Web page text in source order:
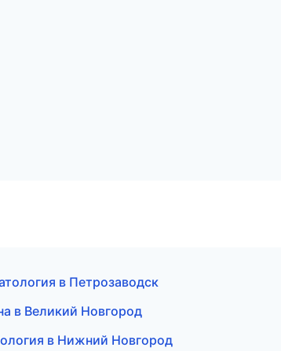
в Петрозаводск
в Великий Новгород
в Нижний Новгород